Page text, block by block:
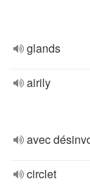
glands
airily
avec
circlet